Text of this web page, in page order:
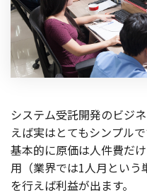
マルチテナント、マルチブランドなど
通販受注対応
ECと通販の連動を可能に
EC運用支援
スクラッチ開発
ライセンス契約
内製化支援
システム受託開発のビジ
えば実はとてもシンプルで
基本的に原価は人件費だ
用（業界では1人月とい
を行えば利益が出ます。